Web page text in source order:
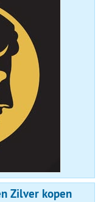
Zilver kopen